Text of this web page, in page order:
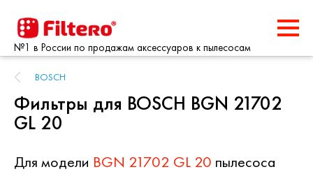
№1 в России по продажам аксессуаров к пылесосам
BOSCH
Фильтры для BOSCH BGN 21702
GL 20
Для модели BGN 21702 GL 20 пылесоса